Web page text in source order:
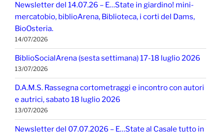
Newsletter del 14.07.26 – E…State in giardino! mini-
mercatobio, biblioArena, Biblioteca, i corti del Dams,
BioOsteria.
14/07/2026
BiblioSocialArena (sesta settimana) 17-18 luglio 2026
13/07/2026
D.A.M.S. Rassegna cortometraggi e incontro con autori
e autrici, sabato 18 luglio 2026
13/07/2026
Newsletter del 07.07.2026 – E…State al Casale tutto in